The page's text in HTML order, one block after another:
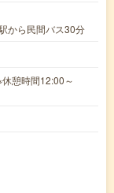
から民間バス30分
憩時間12:00～